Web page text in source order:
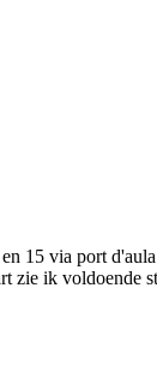
15 via port
zie ik voldoende